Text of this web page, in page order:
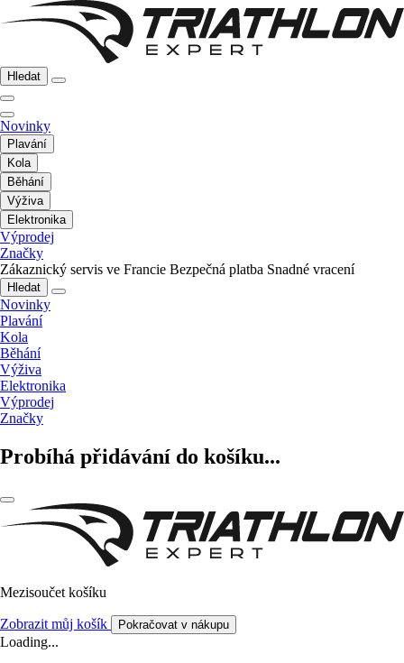
Hledat
Novinky
Plavání
Kola
Běhání
Výživa
Elektronika
Výprodej
Značky
Zákaznický servis ve Francie Bezpečná platba Snadné vracení
Hledat
Novinky
Plavání
Kola
Běhání
Výživa
Elektronika
Výprodej
Značky
Probíhá přidávání do košíku...
Mezisoučet košíku
Zobrazit můj košík Pokračovat v nákupu
Loading...